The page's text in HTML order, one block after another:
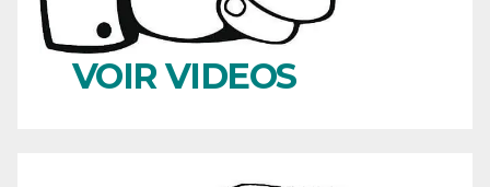
VOIR VIDEOS